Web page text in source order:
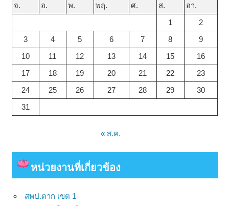
จ.
อ. พ. พฤ. ศ. ส.
อา.
1
2
3
4 5 6 7 8
9
10
11 12 13 14 15
16
17
18 19 20 21 22
23
24
25 26 27 28 29
30
31
« ส.ค.
หน่วยงานที่เกี่ยวข้อง
สพป.ตาก เขต 1